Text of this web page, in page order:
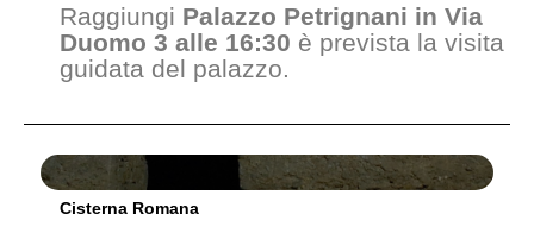
Raggiungi Palazzo Petrignani in Via
Duomo 3 alle 16:30 è prevista la visita
guidata del palazzo.
Cisterna Romana